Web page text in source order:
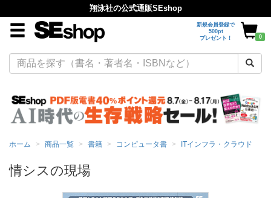
翔泳社の公式通販SEshop
新規会員登録で
500pt
プレゼント！
0
ホーム 商品一覧 書籍 コンピュータ書 ITインフラ・クラウド
情シスの現場